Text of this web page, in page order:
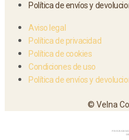
Política de envíos y
Aviso legal
Política de privacidad
Política de cookies
Condiciones de uso
Política de envíos y
© Velna